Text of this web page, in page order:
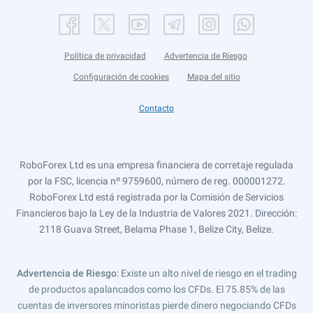
Política de privacidad Advertencia de Riesgo
Configuración de cookies Mapa del sitio
Contacto
RoboForex Ltd es una empresa financiera de corretaje regulada
por la FSC, licencia nº 9759600, número de reg. 000001272.
RoboForex Ltd está registrada por la Comisión de Servicios
Financieros bajo la Ley de la Industria de Valores 2021. Dirección:
2118 Guava Street, Belama Phase 1, Belize City, Belize.
Advertencia de Riesgo: Existe un alto nivel de riesgo en el trading
de productos apalancados como los CFDs. El 75.85% de las
cuentas de inversores minoristas pierde dinero negociando CFDs